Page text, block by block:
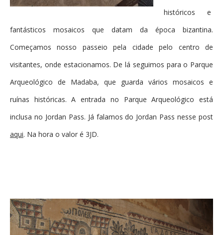
históricos e
fantásticos mosaicos que datam da época bizantina.
Começamos nosso passeio pela cidade pelo centro de
visitantes, onde estacionamos. De lá seguimos para o Parque
Arqueológico de Madaba, que guarda vários mosaicos e
ruínas históricas. A entrada no Parque Arqueológico está
inclusa no Jordan Pass. Já falamos do Jordan Pass nesse post
aqui. Na hora o valor é 3JD.